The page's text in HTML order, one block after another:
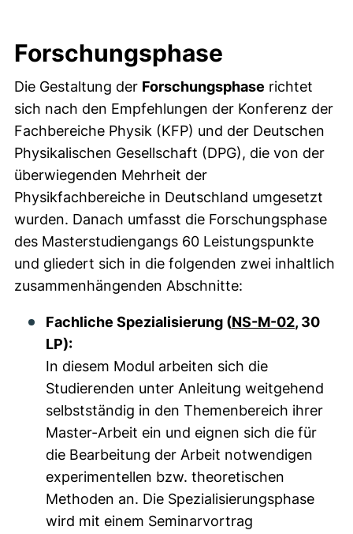
Forschungsphase
Die Gestaltung der Forschungsphase richtet
sich nach den Empfehlungen der Konferenz der
Fachbereiche Physik (KFP) und der Deutschen
Physikalischen Gesellschaft (DPG), die von der
überwiegenden Mehrheit der
Physikfachbereiche in Deutschland umgesetzt
wurden. Danach umfasst die Forschungsphase
des Masterstudiengangs 60 Leistungspunkte
und gliedert sich in die folgenden zwei inhaltlich
zusammenhängenden Abschnitte:
Fachliche Spezialisierung (NS-M-02, 30
LP):
In diesem Modul arbeiten sich die
Studierenden unter Anleitung weitgehend
selbstständig in den Themenbereich ihrer
Master-Arbeit ein und eignen sich die für
die Bearbeitung der Arbeit notwendigen
experimentellen bzw. theoretischen
Methoden an. Die Spezialisierungsphase
wird mit einem Seminarvortrag